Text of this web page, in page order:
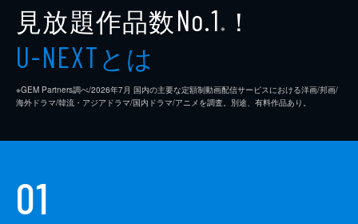
見放題作品数No.1 ※ ！
U-NEXTとは
※GEM Partners調べ/2026年7⽉ 国内の主要な定額制動画配信サービスにおける洋画/邦画/
海外ドラマ/韓流・アジアドラマ/国内ドラマ/アニメを調査。別途、有料作品あり。
01